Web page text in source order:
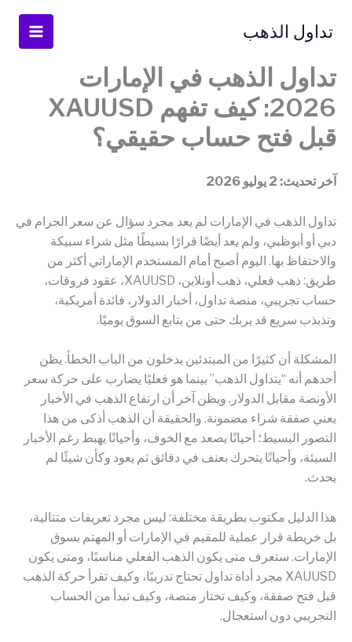
تداول الذهب
تداول الذهب في الإمارات
2026: كيف تفهم XAUUSD
قبل فتح حساب حقيقي؟
آخر تحديث: 2 يوليو 2026
تداول الذهب في الإمارات لم يعد مجرد سؤال عن سعر الجرام في
دبي أو أبوظبي، ولم يعد أيضًا قرارًا بسيطًا مثل شراء سبيكة
والاحتفاظ بها. اليوم أصبح أمام المستخدم الإماراتي أكثر من
طريق: ذهب فعلي، ذهب أونلاين، XAUUSD، عقود فروقات،
حساب تجريبي، منصة تداول، أخبار الدولار، فائدة أمريكية،
وتذبذب سريع قد يربك حتى من يتابع السوق يوميًا.
المشكلة أن كثيرًا من المبتدئين يدخلون من الباب الخطأ. يظن
أحدهم أنه “يتداول الذهب” بينما هو فعليًا يضارب على حركة سعر
الأونصة مقابل الدولار. ويظن آخر أن ارتفاع الذهب في الأخبار
يعني صفقة شراء مضمونة. والحقيقة أن الذهب أذكى من هذا
التصور البسيط؛ أحيانًا يصعد مع الخوف، وأحيانًا يهبط رغم الأخبار
السيئة، وأحيانًا يتحرك بعنف في دقائق ثم يعود وكأن شيئًا لم
يحدث.
هذا الدليل مكتوب بطريقة مختلفة: ليس مجرد تعريفات متتالية،
بل خريطة قرار عملية للمقيم في الإمارات أو المهتم بسوق
الإمارات. ستعرف متى يكون الذهب الفعلي مناسبًا، ومتى يكون
XAUUSD مجرد أداة تداول تحتاج تدريبًا، وكيف تقرأ حركة الذهب
قبل فتح صفقة، وكيف تختار منصة، وكيف تبدأ من الحساب
التجريبي دون استعجال.